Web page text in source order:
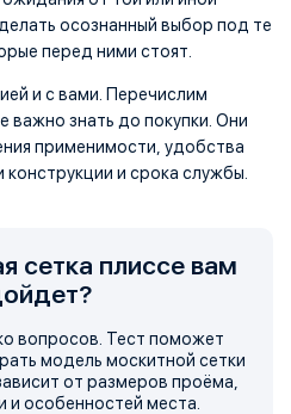
осознанный выбор под те
перед ними стоят.
и с вами. Перечислим
знать до покупки. Они
применимости, удобства
и срока службы.
сетка плиссе вам
вопросов. Тест поможет
модель москитной сетки
от размеров проёма,
и особенностей места.